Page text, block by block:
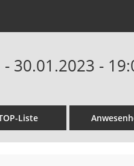
30.01.2023 -
Liste